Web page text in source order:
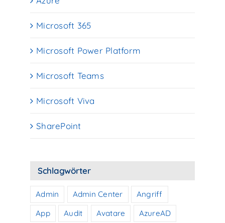
Microsoft 365
Microsoft Power Platform
Microsoft Teams
Microsoft Viva
SharePoint
Schlagwörter
Admin Admin Center
Angriff
App
Audit Avatare
AzureAD